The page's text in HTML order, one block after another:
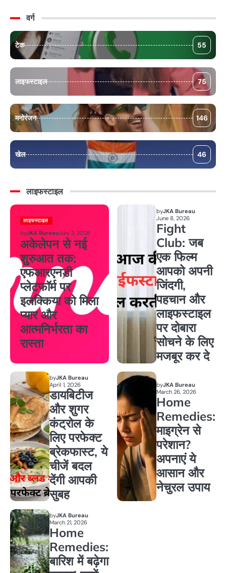
वर्ग
टेक 55
लाइफस्टाइल 75
मनोरंजन 146
खेल 46
लाइफस्टाइल
लाइफस्टाइल
byJKA BureauJuly 2, 2026
अकेलेपन से नई
शुरुआत तक:
एफआरएनडी
प्लेटफॉर्म पर
इलक्किया को मिला
प्यार और
आत्मनिर्भरता का
रास्ता
byJKA Bureau
June 8, 2026
Fight
Club: जब
एक फिल्म
आपको अपनी
जिंदगी,
पहचान और
लाइफस्टाइल
पर दोबारा
सोचने के लिए
मजबूर कर दे
byJKA Bureau
April 1, 2026
डायबिटीज
और शुगर
कंट्रोल के
लिए परफेक्ट
ब्रेकफास्ट, ये
चीजें बदल
देंगी आपकी
सुबह
byJKA Bureau
March 26, 2026
Home
Remedies:
माइग्रेन से
परेशान?
अपनाएं ये
आसान और
नेचुरल उपाय
byJKA Bureau
March 21, 2026
Home
Remedies:
बारिश में बढ़ेगा